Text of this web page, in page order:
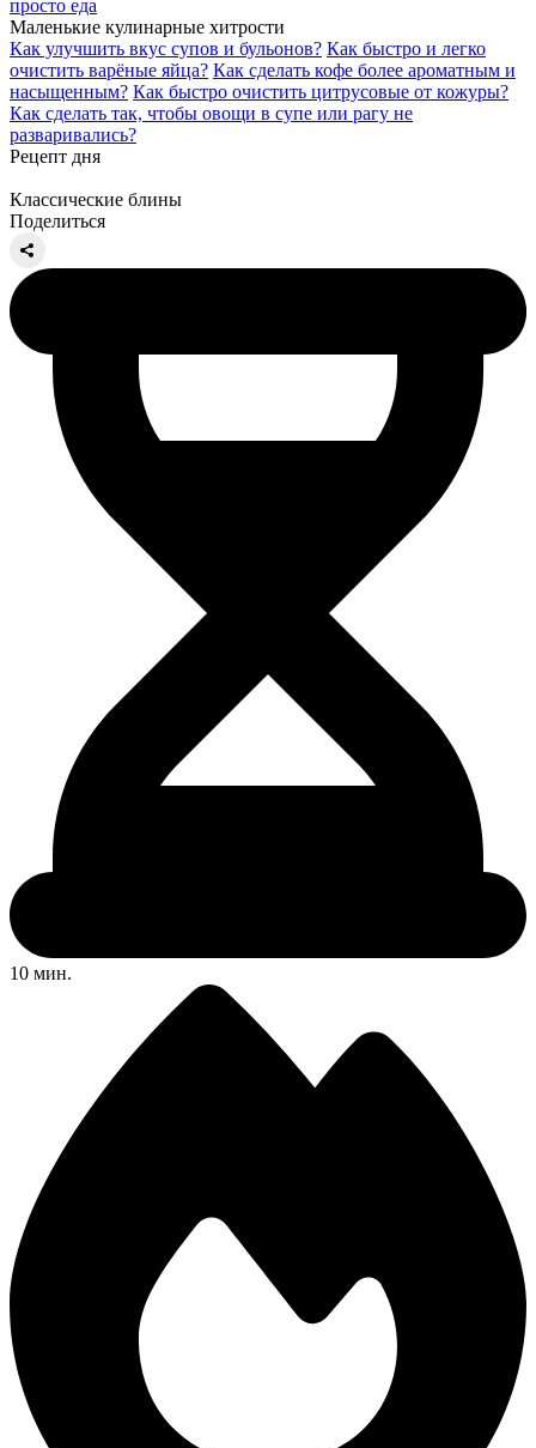
просто еда
Маленькие кулинарные хитрости
Как улучшить вкус супов и бульонов? Как быстро и легко
очистить варёные яйца? Как сделать кофе более ароматным и
насыщенным? Как быстро очистить цитрусовые от кожуры?
Как сделать так, чтобы овощи в супе или рагу не
разваривались?
Рецепт дня
Классические блины
Поделиться
10 мин.